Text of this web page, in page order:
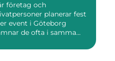
företag och
planerar fest
event i Göteborg
de ofta i samma